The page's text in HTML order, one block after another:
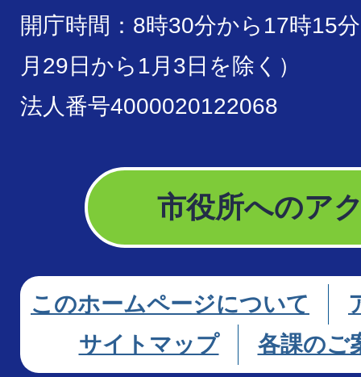
開庁時間：8時30分から17時15
月29日から1月3日を除く）
法人番号4000020122068
市役所へのア
このホームページについて
サイトマップ
各課のご